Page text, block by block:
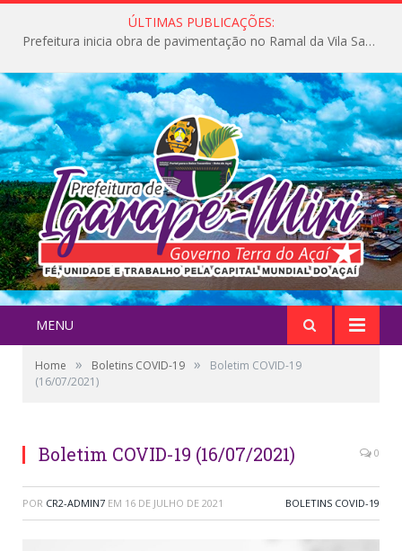
ÚLTIMAS PUBLICAÇÕES:
Prefeitura inicia obra de pavimentação no Ramal da Vila Santa Maria do Icatu
MENU
Home » Boletins COVID-19 »
Boletim COVID-19
(16/07/2021)
Boletim COVID-19 (16/07/2021) 0
POR CR2-ADMIN7 EM 16 DE JULHO DE 2021 BOLETINS COVID-19